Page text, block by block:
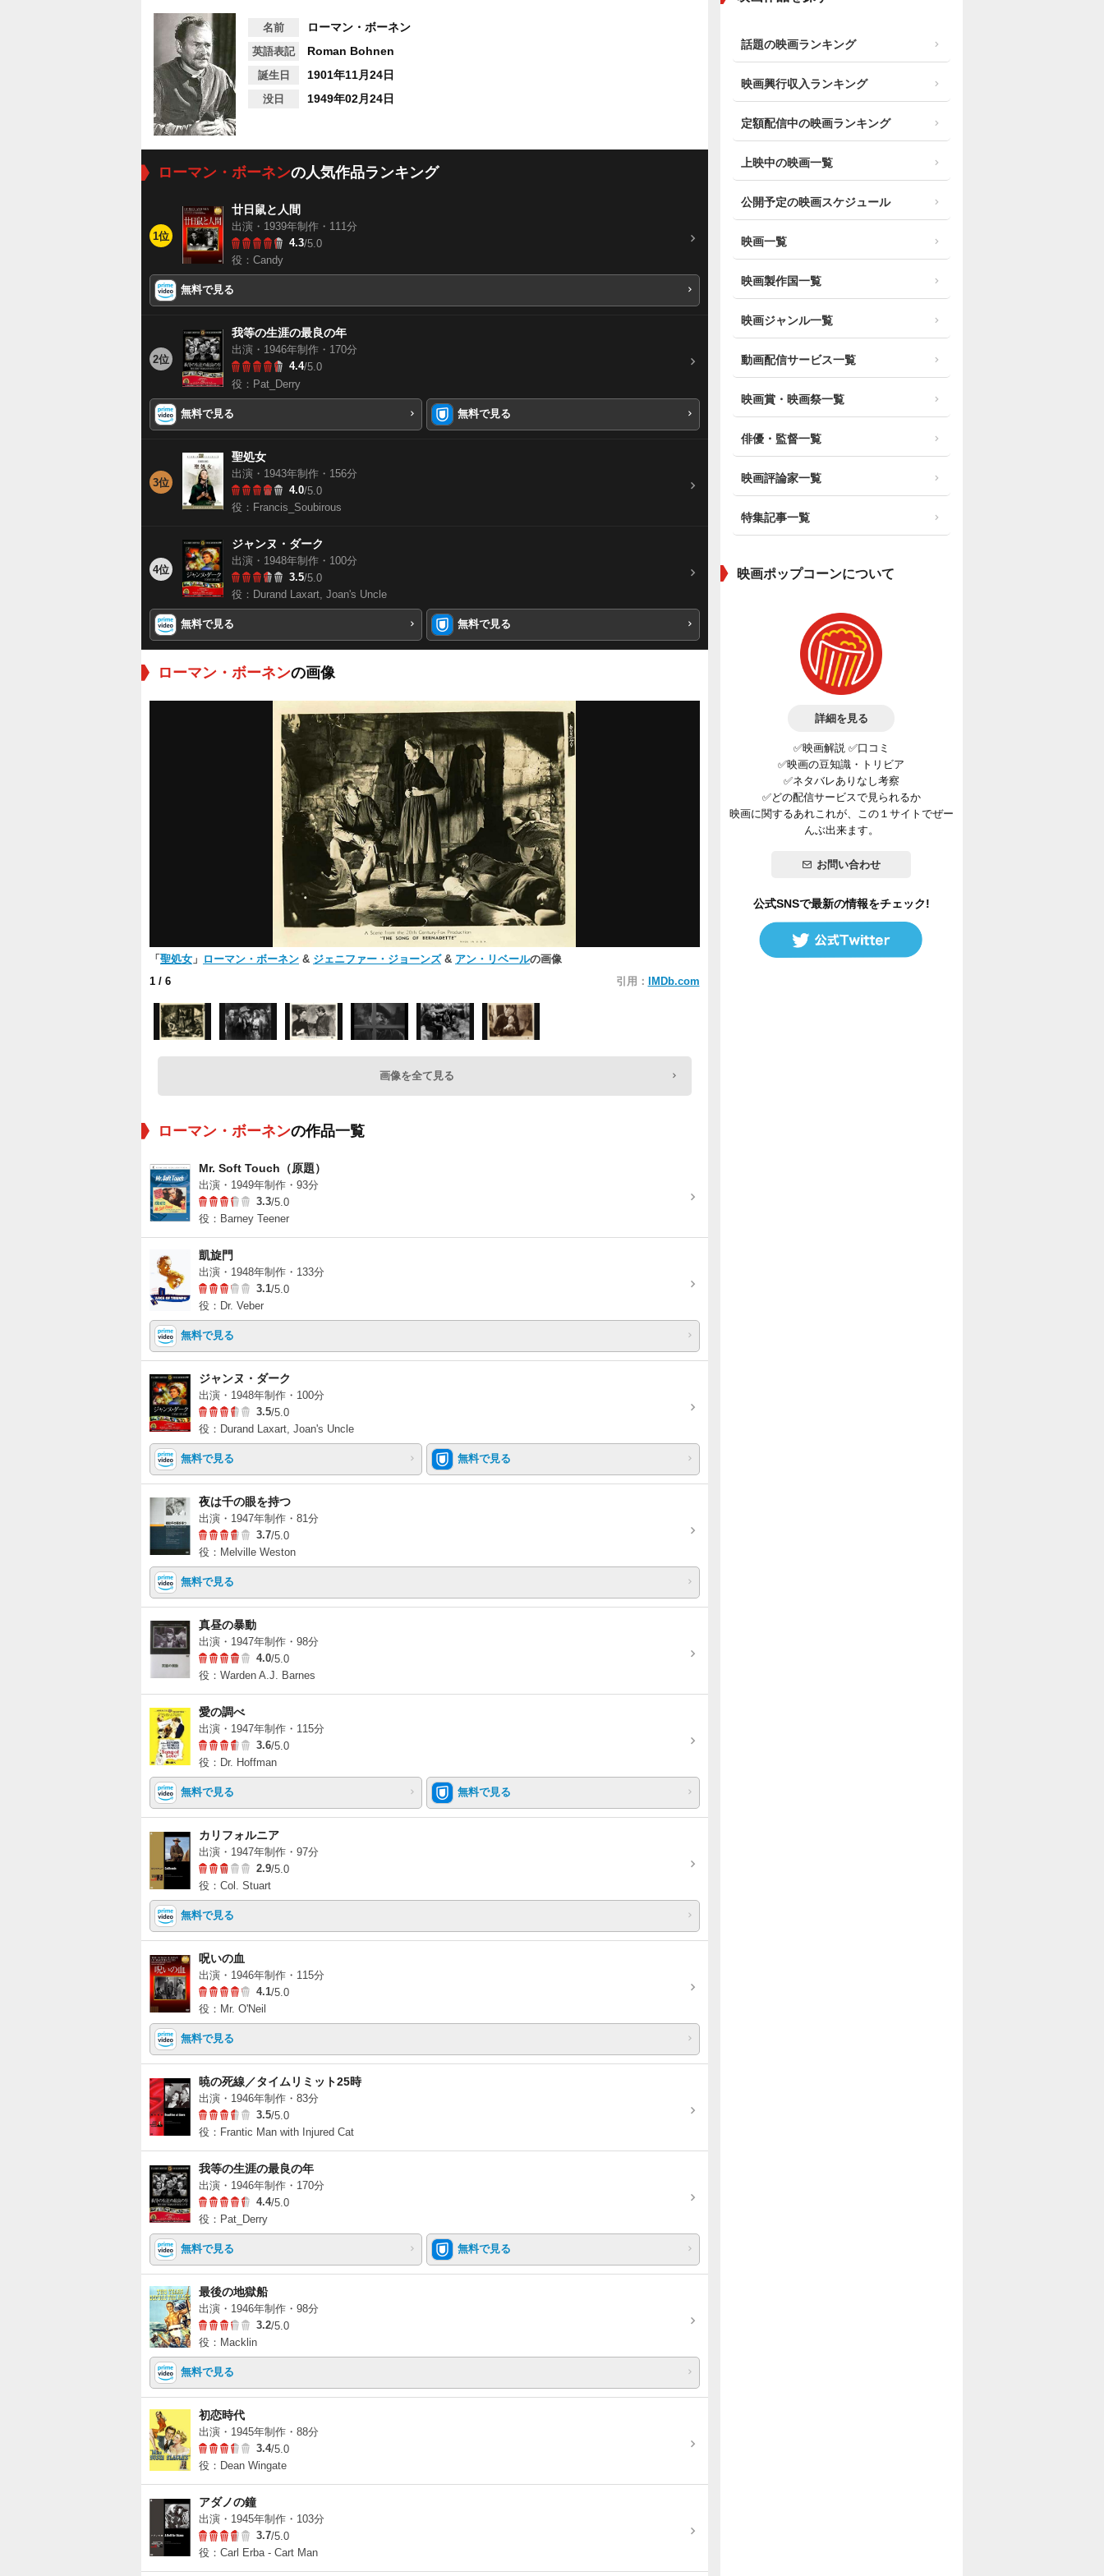
名前 ローマン・ボーネン
英語表記 Roman Bohnen
誕生日 1901年11月24日
没日 1949年02月24日
ローマン・ボーネンの人気作品ランキング
1位
廿日鼠と人間
出演・1939年制作・111分
4.3/5.0
役：Candy
無料で見る
2位
我等の生涯の最良の年
出演・1946年制作・170分
4.4/5.0
役：Pat_Derry
無料で見る 無料で見る
3位
聖処女
出演・1943年制作・156分
4.0/5.0
役：Francis_Soubirous
4位
ジャンヌ・ダーク
出演・1948年制作・100分
3.5/5.0
役：Durand Laxart, Joan's Uncle
無料で見る 無料で見る
ローマン・ボーネンの画像
「聖処女 」 ローマン・ボーネン & ジェニファー・ジョーンズ& アン・リベールの画像
1 / 6 引用： IMDb.com
画像を全て見る
ローマン・ボーネンの作品一覧
Mr. Soft Touch（原題）
出演・1949年制作・93分
3.3/5.0
役：Barney Teener
凱旋門
出演・1948年制作・133分
3.1/5.0
役：Dr. Veber
無料で見る
ジャンヌ・ダーク
出演・1948年制作・100分
3.5/5.0
役：Durand Laxart, Joan's Uncle
無料で見る 無料で見る
夜は千の眼を持つ
出演・1947年制作・81分
3.7/5.0
役：Melville Weston
無料で見る
真昼の暴動
出演・1947年制作・98分
4.0/5.0
役：Warden A.J. Barnes
愛の調べ
出演・1947年制作・115分
3.6/5.0
役：Dr. Hoffman
無料で見る 無料で見る
カリフォルニア
出演・1947年制作・97分
2.9/5.0
役：Col. Stuart
無料で見る
呪いの血
出演・1946年制作・115分
4.1/5.0
役：Mr. O'Neil
無料で見る
暁の死線／タイムリミット25時
出演・1946年制作・83分
3.5/5.0
役：Frantic Man with Injured Cat
我等の生涯の最良の年
出演・1946年制作・170分
4.4/5.0
役：Pat_Derry
無料で見る 無料で見る
最後の地獄船
出演・1946年制作・98分
3.2/5.0
役：Macklin
無料で見る
初恋時代
出演・1945年制作・88分
3.4/5.0
役：Dean Wingate
アダノの鐘
出演・1945年制作・103分
3.7/5.0
役：Carl Erba - Cart Man
話題の映画ランキング
映画興行収入ランキング
定額配信中の映画ランキング
上映中の映画一覧
公開予定の映画スケジュール
映画一覧
映画製作国一覧
映画ジャンル一覧
動画配信サービス一覧
映画賞・映画祭一覧
俳優・監督一覧
映画評論家一覧
特集記事一覧
映画ポップコーンについて
詳細を見る
✅映画解説 ✅口コミ
✅映画の豆知識・トリビア
✅ネタバレありなし考察
✅どの配信サービスで見られるか
映画に関するあれこれが、この１サイトでぜー
んぶ出来ます。
お問い合わせ
公式SNSで最新の情報をチェック!